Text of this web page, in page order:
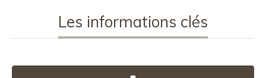
Les informations clés